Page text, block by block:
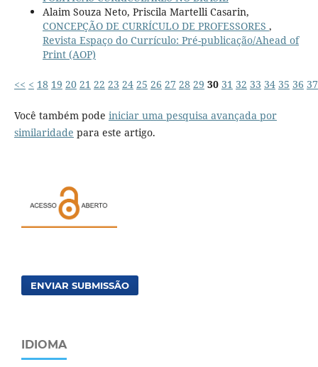
Alaim Souza Neto, Priscila Martelli Casarin,
CONCEPÇÃO DE CURRÍCULO DE PROFESSORES ,
Revista Espaço do Currículo: Pré-publicação/Ahead of
Print (AOP)
<< < 18 19 20 21 22 23 24 25 26 27 28 29 30 31 32 33 34 35 36 37
Você também pode iniciar uma pesquisa avançada por
similaridade para este artigo.
ENVIAR SUBMISSÃO
IDIOMA